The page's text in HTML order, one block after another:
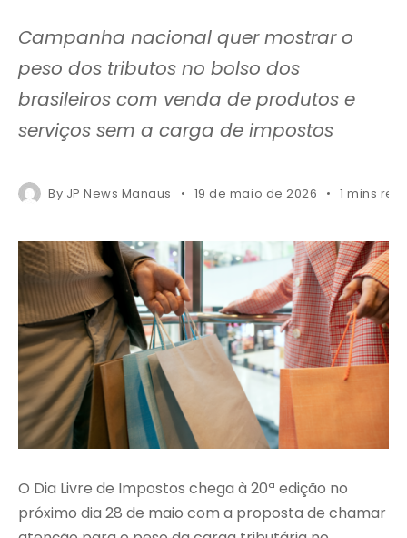
Campanha nacional quer mostrar o
peso dos tributos no bolso dos
brasileiros com venda de produtos e
serviços sem a carga de impostos
By JP News Manaus 19 de maio de 2026 1 mins
O Dia Livre de Impostos chega à 20ª edição no
próximo dia 28 de maio com a proposta de chamar